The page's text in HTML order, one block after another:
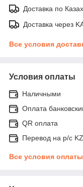
Доставка по
Доставка через
Все условия
Условия оплаты
Наличными
Оплата
QR оплата
Перевод на р/с
Все условия оплаты